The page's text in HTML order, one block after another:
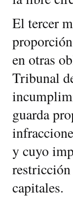
El tercer
en otras
Tribunal
guarda
y cuyo
capitales.